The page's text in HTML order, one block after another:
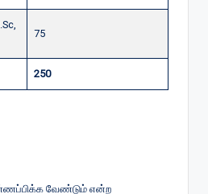
75
250
வேண்டும் என்ற